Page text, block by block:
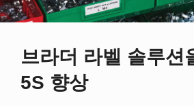
브라더 라벨 솔루션
5S 향상